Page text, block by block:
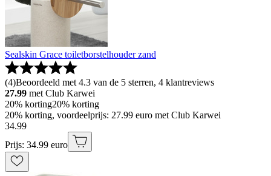
Sealskin Grace toiletborstelhouder zand
(4)Beoordeeld met 4.3 van de 5 sterren, 4 klantreviews
27.99 met Club Karwei
20% korting20% korting
20% korting, voordeelprijs: 27.99 euro met Club Karwei
34.99
Prijs: 34.99 euro